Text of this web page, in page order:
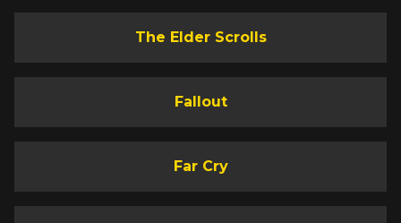
The Elder Scrolls
Fallout
Far Cry